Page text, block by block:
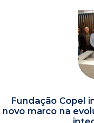
Fundação Copel
novo marco na